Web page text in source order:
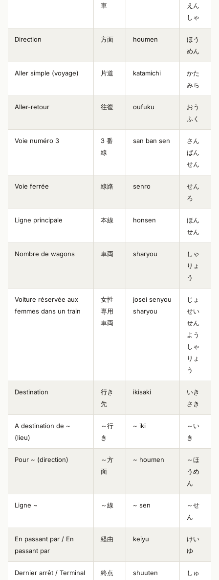
車
えん
しゃ
Direction 方面 houmen
ほう
めん
Aller simple (voyage) 片道 katamichi
かた
みち
Aller-retour 往復 oufuku
おう
ふく
Voie numéro 3
3 番
線
san ban sen
さん
ばん
せん
Voie ferrée 線路 senro
せん
ろ
Ligne principale 本線 honsen
ほん
せん
Nombre de wagons 車両 sharyou
しゃ
りょ
う
Voiture réservée aux
femmes dans un train
女性
専用
車両
josei senyou
sharyou
じょ
せい
せん
よう
しゃ
りょ
う
Destination
行き
先
ikisaki
いき
さき
A destination de ~
(lieu)
～行
き
~ iki
～い
き
Pour ~ (direction)
～方
面
~ houmen
～ほ
うめ
ん
Ligne ~ ～線 ~ sen
～せ
ん
En passant par / En
passant par
経由 keiyu
けい
ゆ
Dernier arrêt / Terminal 終点 shuuten
しゅ